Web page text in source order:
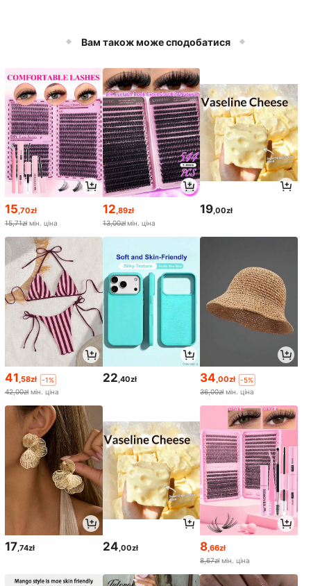
Вам також може сподобатися
15 ,70zł
15,71zł мін. ціна
12 ,89zł
13,00złмін. ціна
19 ,00zł
41,58zł
-1%
42,00zł мін. ціна
22,40zł 34,00zł
-5%
36,00zł мін. ціна
17,74zł 24,00zł 8,66zł
8,67zł мін. ціна